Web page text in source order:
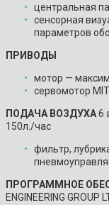
центральная
сенсорная
параметров
ПРИВОДЫ
мотор —
сервомотор
ПОДАЧА ВОЗДУХА6
150л./час
фильтр,
ПРОГРАММНОЕ
ENGINEERING GROUP